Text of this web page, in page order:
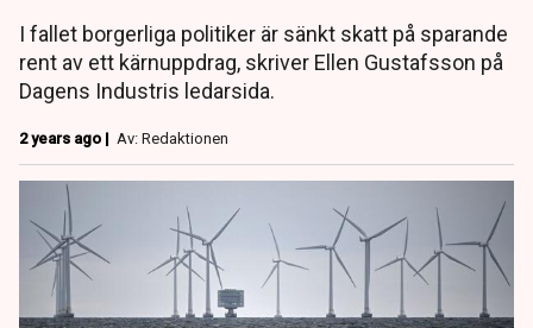
I fallet borgerliga politiker är sänkt skatt på sparande
rent av ett kärnuppdrag, skriver Ellen Gustafsson på
Dagens Industris ledarsida.
2 years ago | Av: Redaktionen